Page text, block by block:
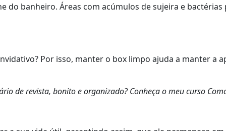
do banheiro. Áreas com acúmulos de sujeira e
Por isso, manter o box limpo ajuda a manter a
de revista, bonito e organizado? Conheça o meu curso